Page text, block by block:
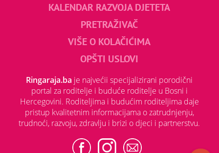
KALENDAR RAZVOJA DJETETA
PRETRAŽIVAČ
VIŠE O KOLAČIĆIMA
OPŠTI USLOVI
Ringaraja.ba je najvećii specijalizirani porodični
portal za roditelje i buduće roditelje u Bosni i
Hercegovini. Roditeljima i budućim roditeljima daje
pristup kvalitetnim informacijama o zatrudnjenju,
trudnoći, razvoju, zdravlju i brizi o djeci i partnerstvu.